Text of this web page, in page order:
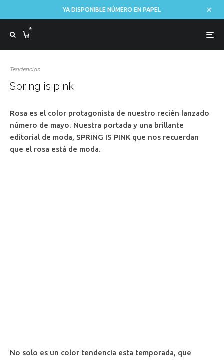
YA DISPONIBLE NÚMERO EN PAPEL
0
Tendencias
Spring is pink
Rosa es el color protagonista de nuestro recién lanzado
número de mayo. Nuestra portada y una brillante
editorial de moda, SPRING IS PINK que nos recuerdan
que el rosa está de moda.
No solo es un color tendencia esta temporada, que